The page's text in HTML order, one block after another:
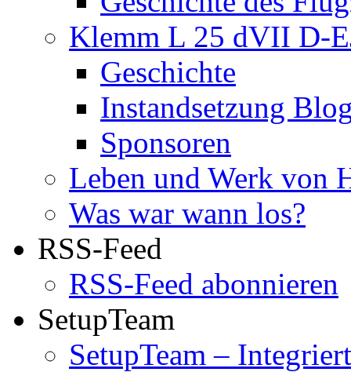
Klemm L 25 dVII D-
Geschichte
Instandsetzung
Sponsoren
Leben und Werk von
Was war wann los?
RSS-Feed
RSS-Feed abonnieren
SetupTeam
SetupTeam –